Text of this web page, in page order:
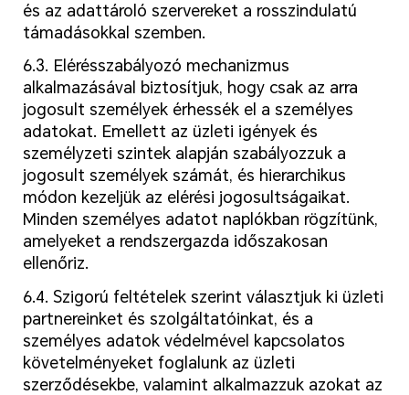
és az adattároló szervereket a rosszindulatú
támadásokkal szemben.
6.3. Elérésszabályozó mechanizmus
alkalmazásával biztosítjuk, hogy csak az arra
jogosult személyek érhessék el a személyes
adatokat. Emellett az üzleti igények és
személyzeti szintek alapján szabályozzuk a
jogosult személyek számát, és hierarchikus
módon kezeljük az elérési jogosultságaikat.
Minden személyes adatot naplókban rögzítünk,
amelyeket a rendszergazda időszakosan
ellenőriz.
6.4. Szigorú feltételek szerint választjuk ki üzleti
partnereinket és szolgáltatóinkat, és a
személyes adatok védelmével kapcsolatos
követelményeket foglalunk az üzleti
szerződésekbe, valamint alkalmazzuk azokat az